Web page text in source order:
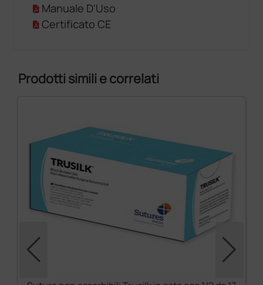
Manuale D'Uso
Certificato CE
Prodotti simili e correlati